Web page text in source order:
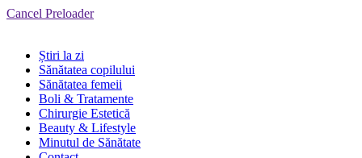
Cancel Preloader
Știri la zi
Sănătatea copilului
Sănătatea femeii
Boli & Tratamente
Chirurgie Estetică
Beauty & Lifestyle
Minutul de Sănătate